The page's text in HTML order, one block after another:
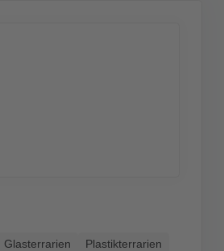
Glasterrarien Plastikterrarien